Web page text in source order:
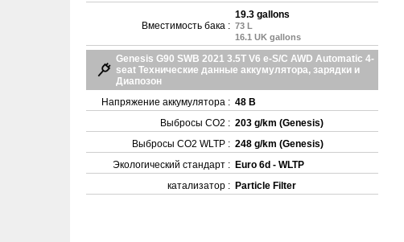
Вместимость бака :
19.3 gallons
73 L
16.1 UK gallons
Genesis G90 SWB 2021 3.5T V6 e-S/C AWD Automatic 4-
seat Технические данные аккумулятора, зарядки и
Диапозон
Напряжение аккумулятора : 48 В
Выбросы CO2 : 203 g/km (Genesis)
Выбросы CO2 WLTP : 248 g/km (Genesis)
Экологический стандарт : Euro 6d - WLTP
катализатор : Particle Filter